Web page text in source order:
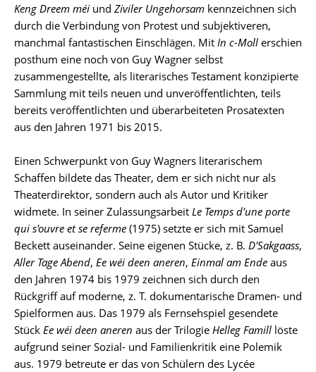
Keng Dreem méi und Ziviler Ungehorsam kennzeichnen sich
durch die Verbindung von Protest und subjektiveren,
manchmal fantastischen Einschlägen. Mit In c-Moll erschien
posthum eine noch von Guy Wagner selbst
zusammengestellte, als literarisches Testament konzipierte
Sammlung mit teils neuen und unveröffentlichten, teils
bereits veröffentlichten und überarbeiteten Prosatexten
aus den Jahren 1971 bis 2015.
Einen Schwerpunkt von Guy Wagners literarischem
Schaffen bildete das Theater, dem er sich nicht nur als
Theaterdirektor, sondern auch als Autor und Kritiker
widmete. In seiner Zulassungsarbeit Le Temps d'une porte
qui s'ouvre et se referme (1975) setzte er sich mit Samuel
Beckett auseinander. Seine eigenen Stücke, z. B. D'Sakgaass,
Aller Tage Abend, Ee wéi deen aneren, Einmal am Ende aus
den Jahren 1974 bis 1979 zeichnen sich durch den
Rückgriff auf moderne, z. T. dokumentarische Dramen- und
Spielformen aus. Das 1979 als Fernsehspiel gesendete
Stück Ee wéi deen aneren aus der Trilogie Helleg Famill löste
aufgrund seiner Sozial- und Familienkritik eine Polemik
aus. 1979 betreute er das von Schülern des Lycée